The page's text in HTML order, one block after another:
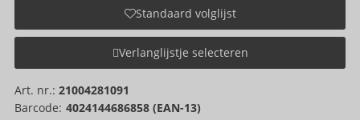
Standaard volglijst
Verlanglijstje selecteren
Art. nr.: 21004281091
Barcode: 4024144686858 (EAN-13)